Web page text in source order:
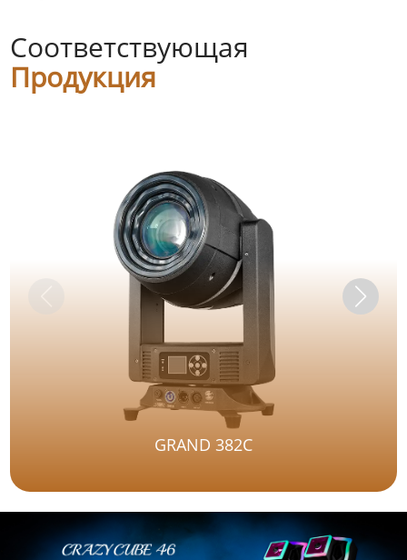
Соответствующая
Продукция
GRAND 382C